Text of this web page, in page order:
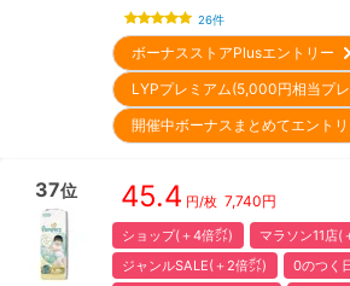
26件
ボーナスストアPlusエントリー
LYPプレミアム(5,000円相当プ
開催中ボーナスまとめてエント
37位 45.4 円/枚 7,740円
ショップ(＋4倍㌽)
マラソン11店(
ジャンルSALE(＋2倍㌽)
0のつく